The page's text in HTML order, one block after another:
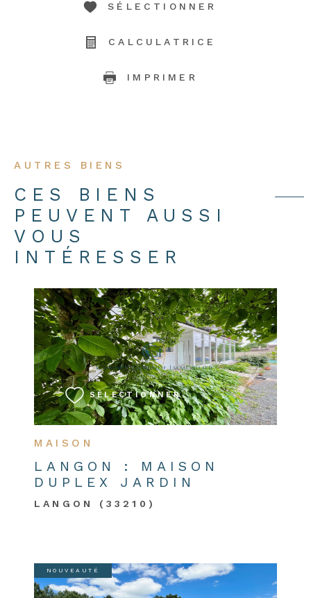
SÉLECTIONNER
CALCULATRICE
IMPRIMER
AUTRES BIENS
CES BIENS
PEUVENT AUSSI
VOUS
INTÉRESSER
MAISON
LANGON : MAISON
DUPLEX JARDIN
LANGON (33210)
SÉLECTIONNER
VOIR LE BIEN
NOUVEAUTÉ